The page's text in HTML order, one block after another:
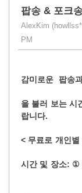
팝송 & 포크
AlexKim
PM
감미로운 팝송
을 불러 보는 시
랍니다.
< 무료로 개인별
시간 및 장소: ①